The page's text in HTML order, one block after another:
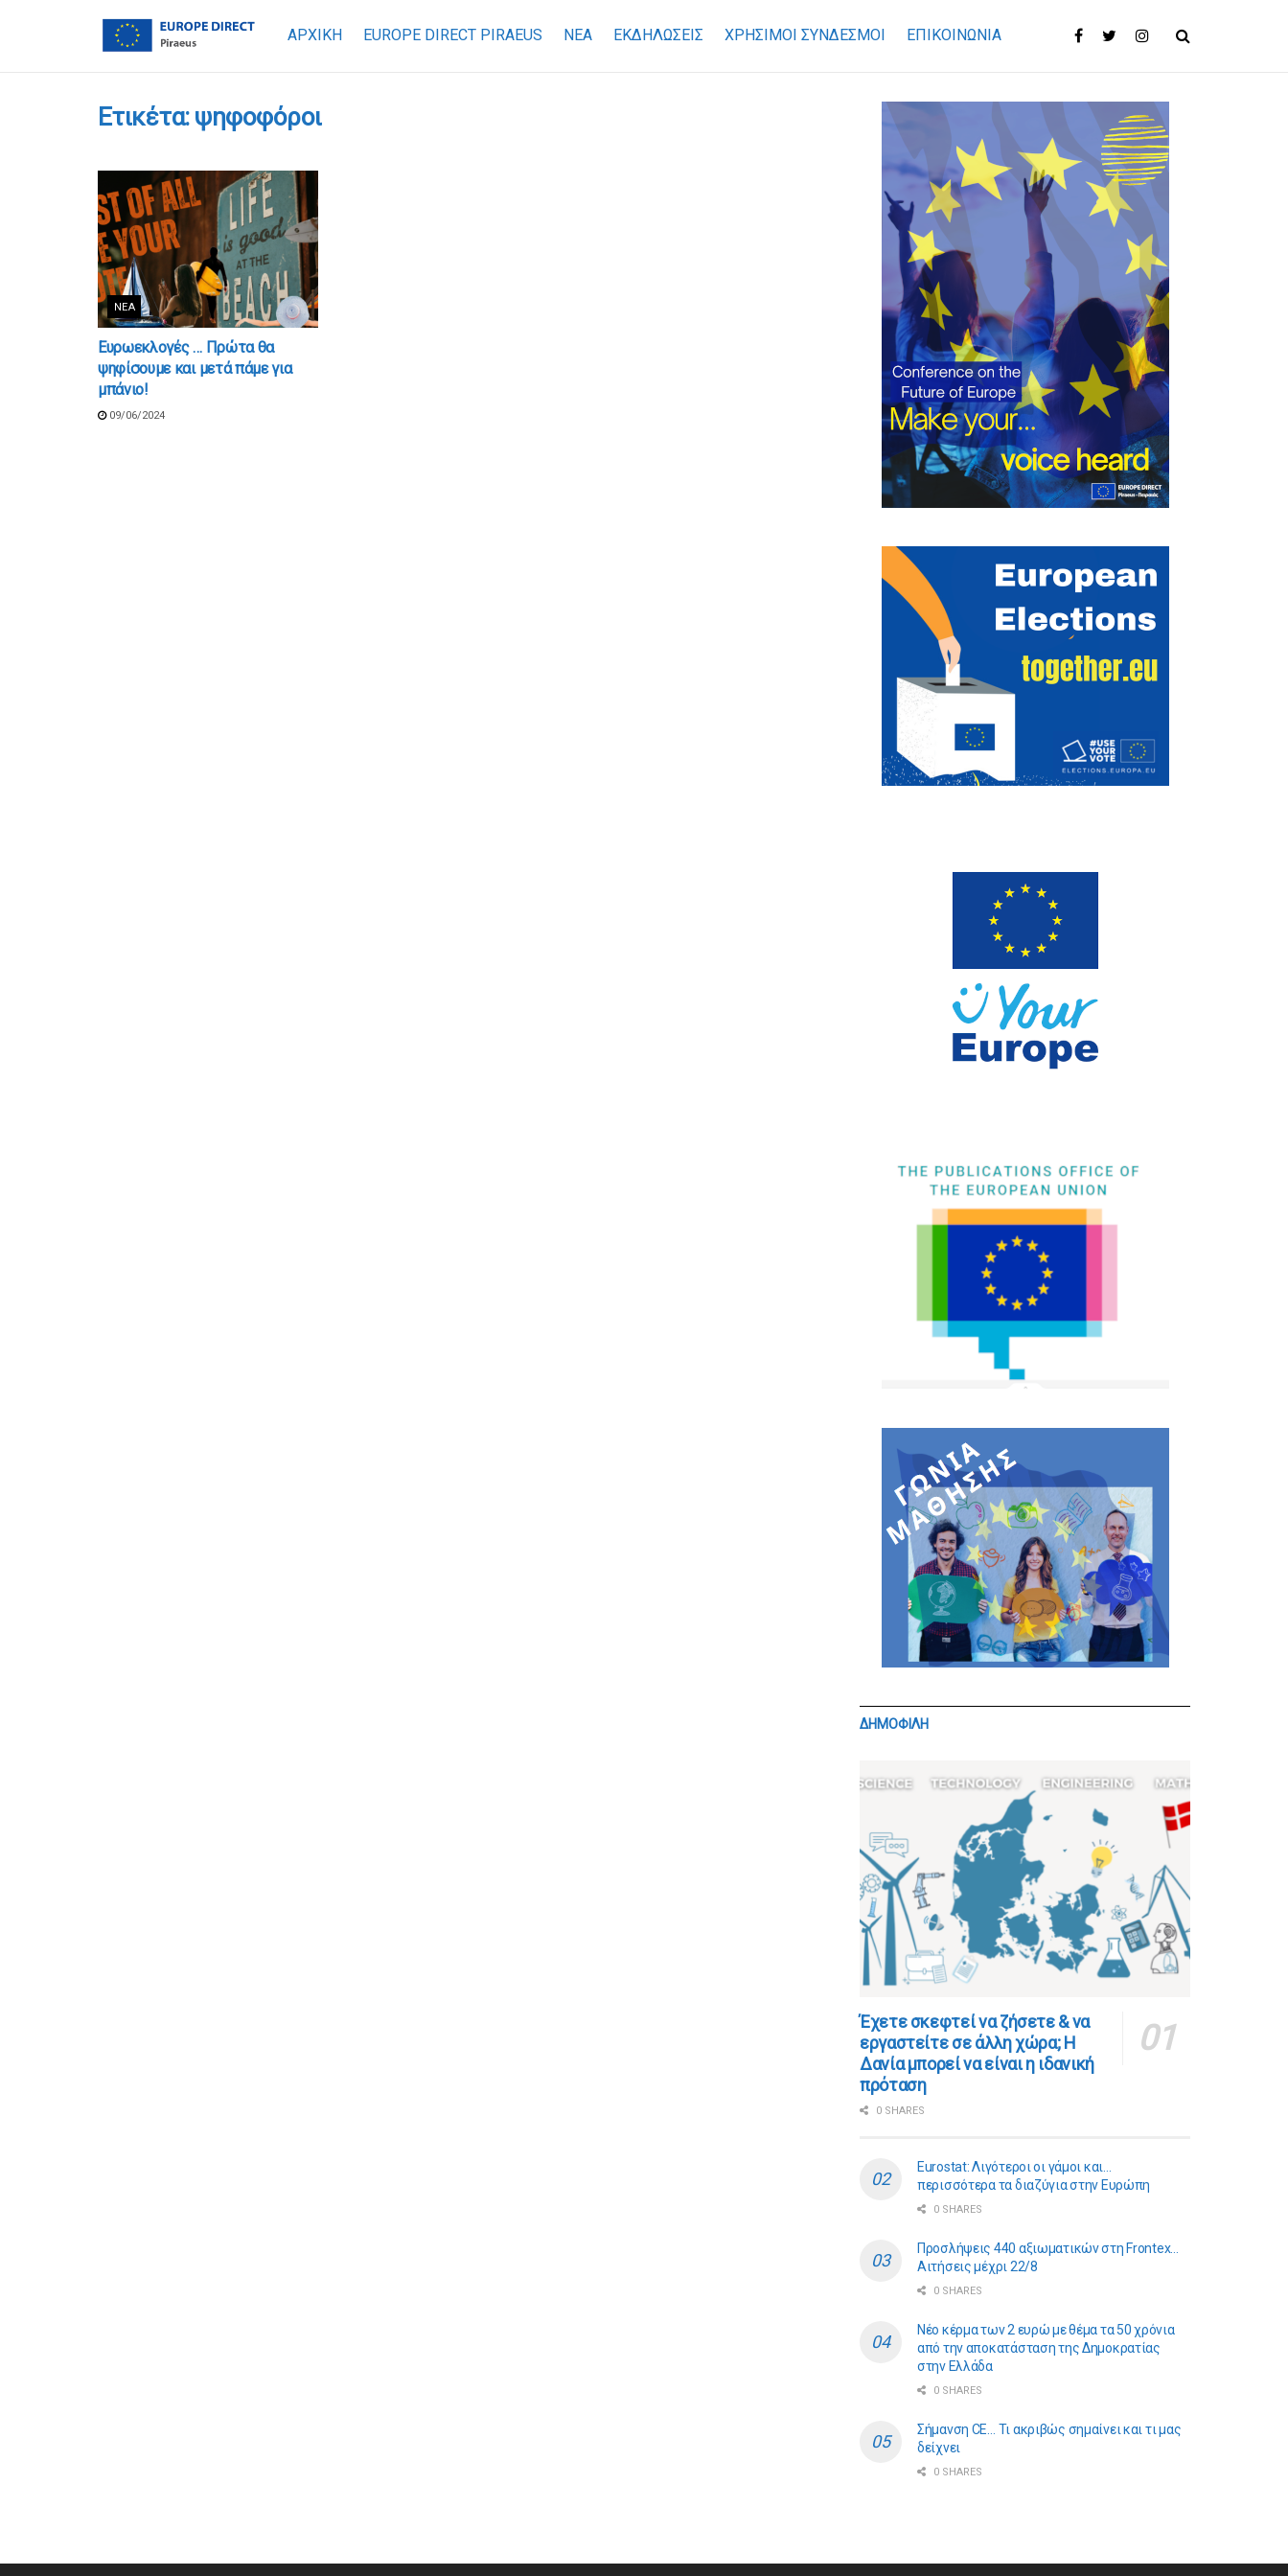
ΑΡΧΙΚΗ EUROPE DIRECT PIRAEUS ΝΕΑ ΕΚΔΗΛΩΣΕΙΣ ΧΡΉΣΙΜΟΙ ΣΎΝΔΕΣΜΟΙ ΕΠΙΚΟΙΝΩΝΊΑ
Ετικέτα: ψηφοφόροι
ΝΈΑ
Ευρωεκλογές … Πρώτα θα
ψηφίσουμε και μετά πάμε για
μπάνιο!
09/06/2024
ΔΗΜΟΦΙΛΗ
​​Έχετε σκεφτεί να ζήσετε & να
εργαστείτε σε άλλη χώρα; Η
Δανία μπορεί να είναι η ιδανική
πρόταση
0 SHARES
Eurostat: Λιγότεροι οι γάμοι και…
περισσότερα τα διαζύγια στην Ευρώπη
0 SHARES
Προσλήψεις 440 αξιωματικών στη Frontex…
Αιτήσεις μέχρι 22/8
0 SHARES
Νέο κέρμα των 2 ευρώ με θέμα τα 50 χρόνια
από την αποκατάσταση της Δημοκρατίας
στην Ελλάδα
0 SHARES
Σήμανση CE… Τι ακριβώς σημαίνει και τι μας
δείχνει
0 SHARES